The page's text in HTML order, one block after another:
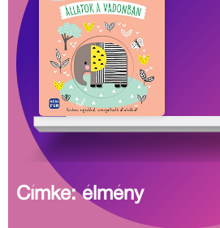
Címke: élmény